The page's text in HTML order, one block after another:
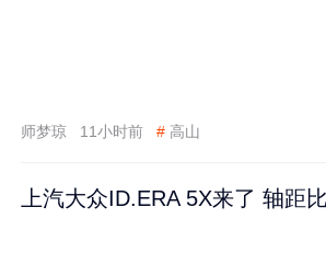
师梦琼 11小时前 # 高山
上汽大众ID.ERA 5X来了 轴距